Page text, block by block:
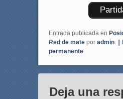
Entrada publicada en
Red de matepor admin. ||
permanente.
Deja una